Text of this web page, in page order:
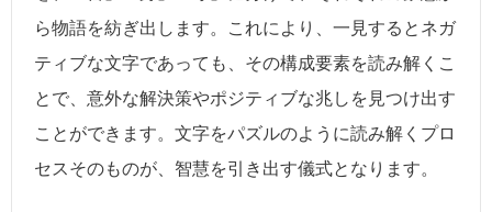
ら物語を紡ぎ出します。これにより、一見するとネガ
ティブな文字であっても、その構成要素を読み解くこ
とで、意外な解決策やポジティブな兆しを見つけ出す
ことができます。文字をパズルのように読み解くプロ
セスそのものが、智慧を引き出す儀式となります。